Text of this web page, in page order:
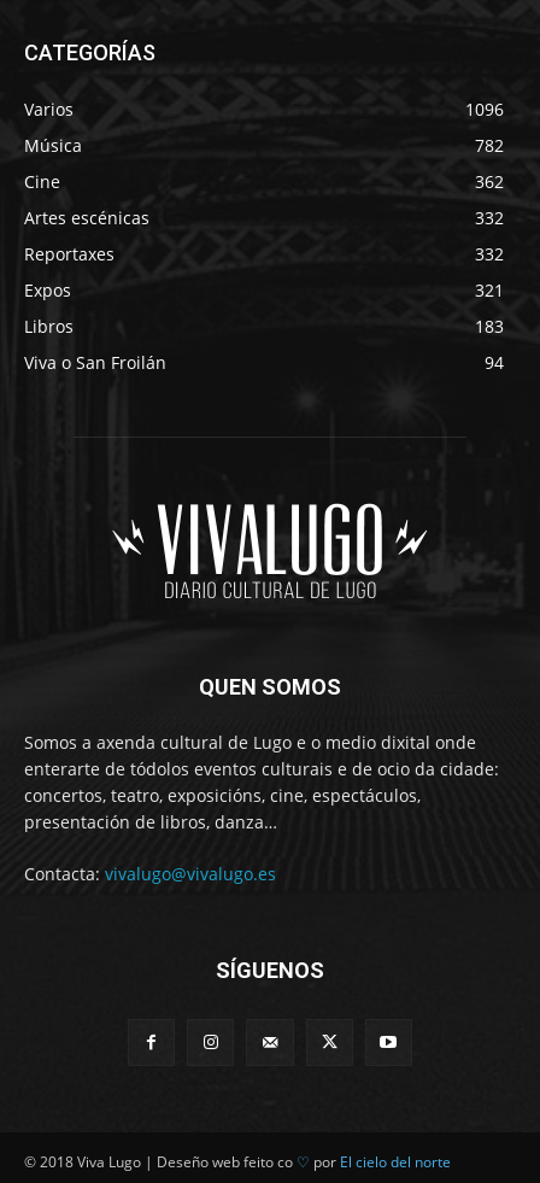
CATEGORÍAS
Varios
1096
Música
782
Cine
362
Artes escénicas
332
Reportaxes
332
Expos
321
Libros
183
Viva o San Froilán
94
QUEN SOMOS
Somos a axenda cultural de Lugo e o medio dixital onde
enterarte de tódolos eventos culturais e de ocio da cidade:
concertos, teatro, exposicións, cine, espectáculos,
presentación de libros, danza…
Contacta: vivalugo@vivalugo.es
SÍGUENOS
© 2018 Viva Lugo | Deseño web feito co ♡ por El cielo del norte